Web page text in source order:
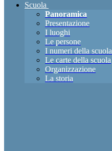
Scuola
Panoramica
Presentazione
I luoghi
Le persone
I numeri della scuola
Le carte della scuola
Organizzazione
La storia